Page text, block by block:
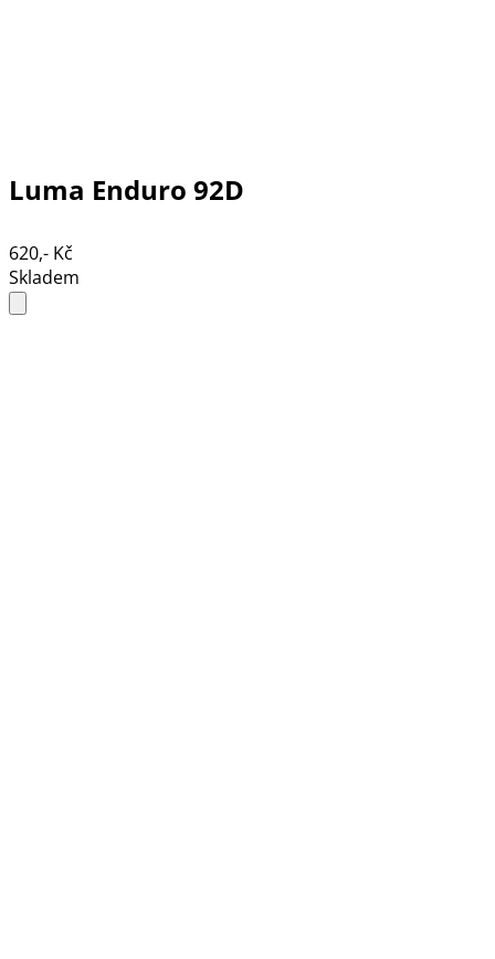
Luma Enduro 92D
620,- Kč
Skladem